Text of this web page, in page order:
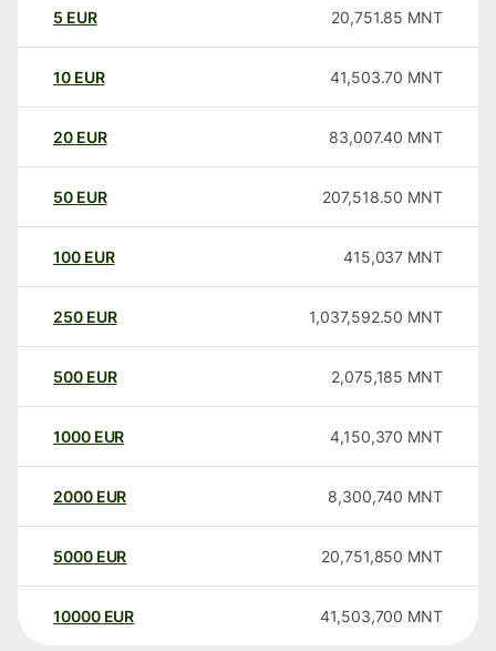
5 EUR 20,751.85 MNT
10 EUR 41,503.70 MNT
20 EUR 83,007.40 MNT
50 EUR 207,518.50 MNT
100 EUR 415,037 MNT
250 EUR 1,037,592.50 MNT
500 EUR 2,075,185 MNT
1000 EUR 4,150,370 MNT
2000 EUR 8,300,740 MNT
5000 EUR 20,751,850 MNT
10000 EUR 41,503,700 MNT